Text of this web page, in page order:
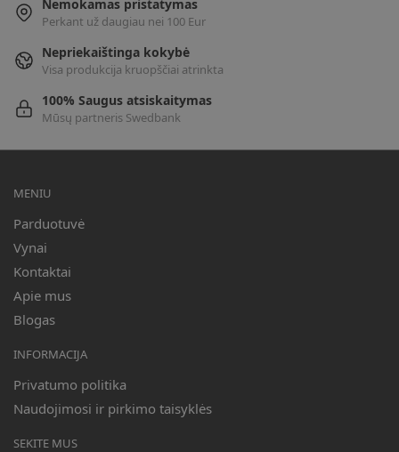
Nemokamas pristatymas
Perkant už daugiau nei 100 Eur
Nepriekaištinga kokybė
Visa produkcija kruopščiai atrinkta
100% Saugus atsiskaitymas
Mūsų partneris Swedbank
MENIU
Parduotuvė
Vynai
Kontaktai
Apie mus
Blogas
INFORMACIJA
Privatumo politika
Naudojimosi ir pirkimo taisyklės
SEKITE MUS